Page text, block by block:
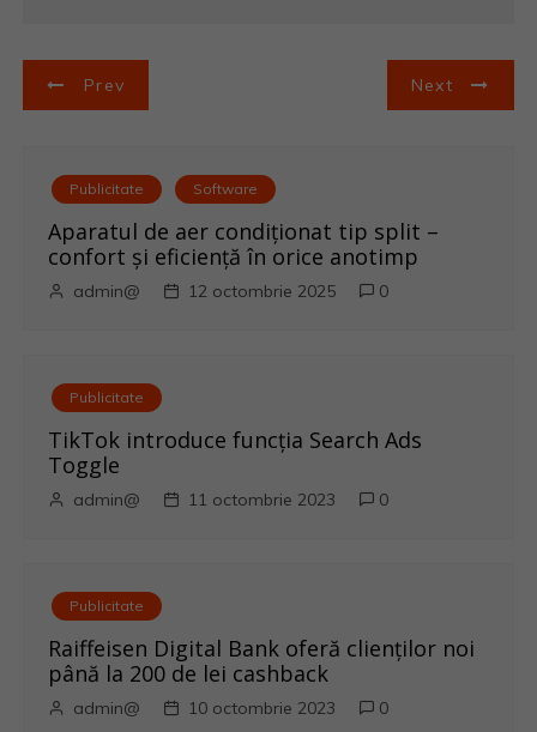
N
Prev Next
Publicitate Software
Aparatul de aer condiționat tip split –
confort și eficiență în orice anotimp
admin@ 12 octombrie 2025 0
Publicitate
TikTok introduce funcția Search Ads
Toggle
admin@ 11 octombrie 2023 0
Publicitate
Raiffeisen Digital Bank oferă clienților noi
până la 200 de lei cashback
admin@ 10 octombrie 2023 0